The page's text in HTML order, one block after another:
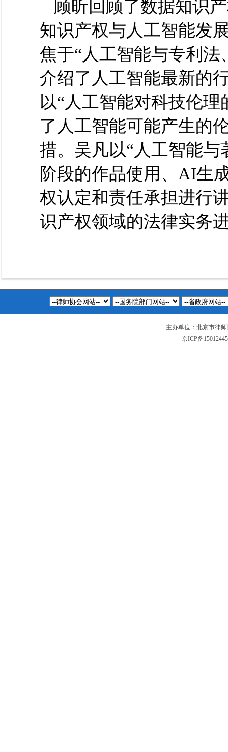
顾昕回顾了数据知识
知识产权与人工智能发
焦于“人工智能与专利
介绍了人工智能最新的
以“人工智能对科技伦
了人工智能可能产生的
措。吴凡以“人工智能
阶段的作品使用、AI生
权认定和责任承担进行
识产权领域的法律实务
主办单位：北京市律
京ICP备